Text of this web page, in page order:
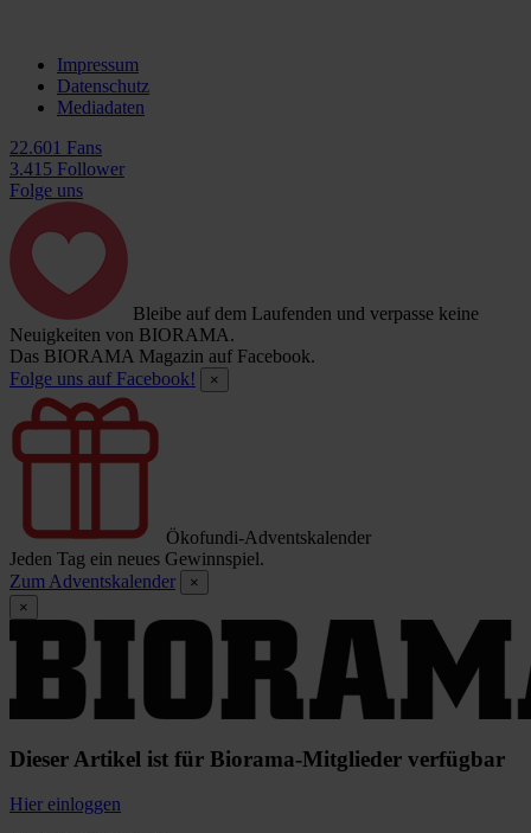
Impressum
Datenschutz
Mediadaten
22.601 Fans
3.415 Follower
Folge uns
Bleibe auf dem Laufenden und verpasse keine
Neuigkeiten von BIORAMA.
Das BIORAMA Magazin auf Facebook.
Folge uns auf Facebook!
×
Ökofundi-Adventskalender
Jeden Tag ein neues Gewinnspiel.
Zum Adventskalender
×
×
Dieser Artikel ist für Biorama-Mitglieder verfügbar
Hier einloggen